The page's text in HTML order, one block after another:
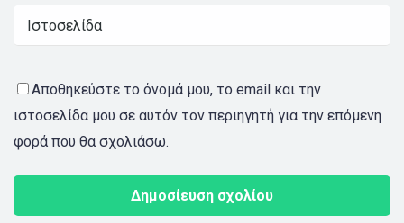
Αποθηκεύστε το όνομά μου, το email και την
ιστοσελίδα μου σε αυτόν τον περιηγητή για την επόμενη
φορά που θα σχολιάσω.